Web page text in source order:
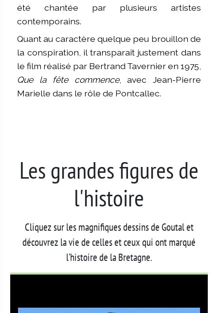
été chantée par plusieurs artistes
contemporains.
Quant au caractère quelque peu brouillon de
la conspiration, il transparaît justement dans
le film réalisé par Bertrand Tavernier en 1975,
Que la fête commence, avec Jean-Pierre
Marielle dans le rôle de Pontcallec.
Les grandes figures de
l'histoire
Cliquez sur les magnifiques dessins de Goutal et
découvrez la vie de celles et ceux qui ont marqué
l’histoire de la Bretagne.